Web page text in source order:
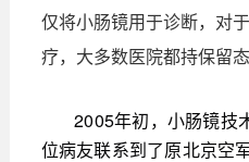
仅将小肠镜用于诊断，对
疗，大多数医院都持保留
2005年初，小肠镜技
位病友联系到了原北京空